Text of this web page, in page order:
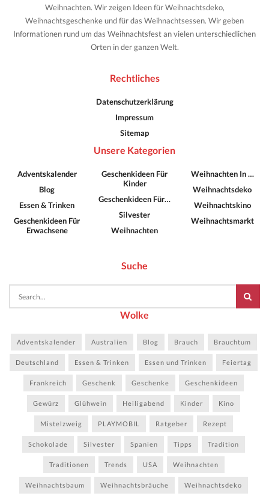
Weihnachten. Wir zeigen Ideen für Weihnachtsdeko,
Weihnachtsgeschenke und für das Weihnachtsessen. Wir geben
Informationen rund um das Weihnachtsfest an vielen unterschiedlichen
Orten in der ganzen Welt.
Rechtliches
Datenschutzerklärung
Impressum
Sitemap
Unsere Kategorien
Adventskalender
Blog
Essen & Trinken
Geschenkideen Für
Erwachsene
Geschenkideen Für
Kinder
Geschenkideen Für…
Silvester
Weihnachten
Weihnachten In …
Weihnachtsdeko
Weihnachtskino
Weihnachtsmarkt
Suche
Wolke
Adventskalender Australien Blog Brauch Brauchtum
Deutschland Essen & Trinken Essen und Trinken Feiertag
Frankreich Geschenk Geschenke Geschenkideen
Gewürz Glühwein Heiligabend Kinder Kino
Mistelzweig PLAYMOBIL Ratgeber Rezept
Schokolade Silvester Spanien Tipps Tradition
Traditionen Trends USA Weihnachten
Weihnachtsbaum Weihnachtsbräuche Weihnachtsdeko